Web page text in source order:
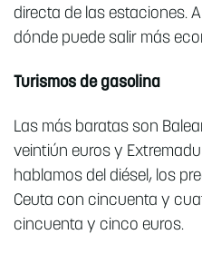
directa de las estaciones.
dónde puede salir más
Turismos de gasolina
Las más baratas son
veintiún euros y
hablamos del diésel, los
Ceuta con cincuenta y
cincuenta y cinco euros.